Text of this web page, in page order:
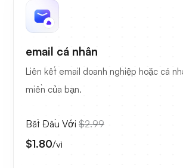
email cá nhân
Liên kết email doanh nghiệp hoặc cá
miền của bạn.
Bắt Đầu Với $2.99
$1.80/vì